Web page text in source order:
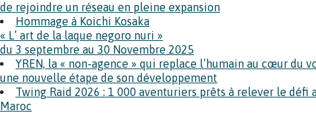
de rejoindre un réseau en pleine expansion
Hommage à Koichi Kosaka
« L’ art de la laque negoro nuri »
du 3 septembre au 30 Novembre 2025
YREN, la « non-agence » qui replace l’humain au cœur du
une nouvelle étape de son développement
Twing Raid 2026 : 1 000 aventuriers prêts à relever le
Maroc